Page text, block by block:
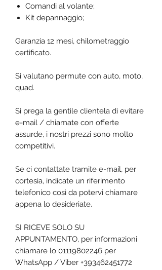
Comandi al volante;
Kit depannaggio;
Garanzia 12 mesi, chilometraggio
certificato.
Si valutano permute con auto, moto,
quad.
Si prega la gentile clientela di evitare
e-mail / chiamate con offerte
assurde, i nostri prezzi sono molto
competitivi.
Se ci contattate tramite e-mail, per
cortesia, indicate un riferimento
telefonico così da potervi chiamare
appena lo desideriate.
SI RICEVE SOLO SU
APPUNTAMENTO, per informazioni
chiamare lo 01119802246 per
WhatsApp / Viber +393462451772